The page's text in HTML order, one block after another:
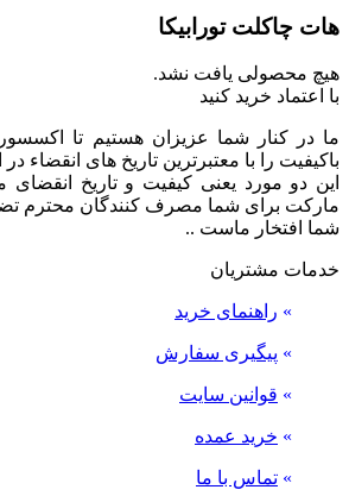
هات چاکلت تورابیکا
هیچ محصولی یافت نشد.
با اعتماد خرید کنید
ما در کنار شما عزیزان هستیم تا
باکیفیت را با معتبرترین تاریخ های انقضاء
این دو مورد یعنی کیفیت و تاریخ
مارکت برای شما مصرف کنندگان محترم
شما افتخار ماست ..
خدمات مشتریان
» راهنمای خرید
» پیگیری سفارش
» قوانین سایت
» خرید عمده
» تماس با ما